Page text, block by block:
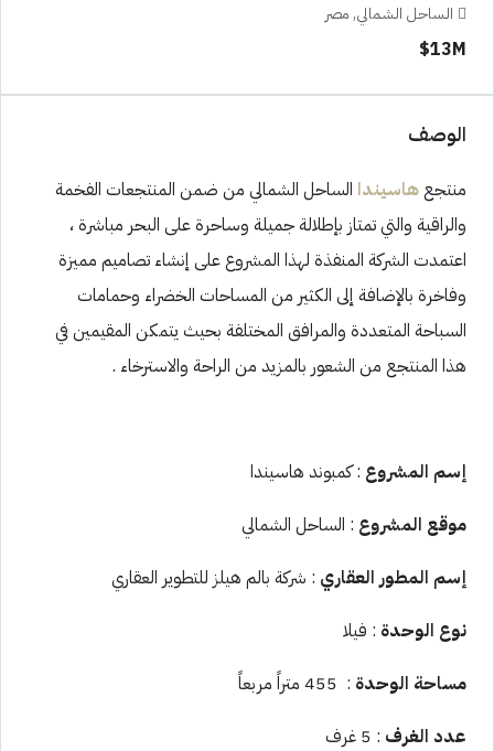
الساحل الشمالي, مصر
13M$
الوصف
منتجعهاسيندا الساحل الشمالي من ضمن المنتجعات الفخمة
والراقية والتي تمتاز بإطلالة جميلة وساحرة على البحر مباشرة ،
اعتمدت الشركة المنفذة لهذا المشروع على إنشاء تصاميم مميزة
وفاخرة بالإضافة إلى الكثير من المساحات الخضراء وحمامات
السباحة المتعددة والمرافق المختلفة بحيث يتمكن المقيمين في
هذا المنتجع من الشعور بالمزيد من الراحة والاسترخاء .
إسم المشروع : كمبوند هاسيندا
موقع المشروع : الساحل الشمالي
إسم المطور العقاري : شركة بالم هيلز للتطوير العقاري
نوع الوحدة : فيلا
مساحة الوحدة : 455 متراً مربعاً
عدد الغرف : 5 غرف